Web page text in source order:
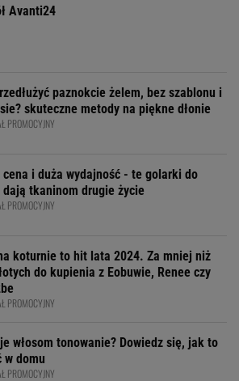
Avanti24
paznokcie żelem, bez szablonu i
skuteczne metody na piękne dłonie
PROMOCYJNY
cena i duża wydajność - te golarki do
dają tkaninom drugie życie
PROMOCYJNY
koturnie to hit lata 2024. Za mniej niż
do kupienia z Eobuwie, Renee czy
PROMOCYJNY
włosom tonowanie? Dowiedz się, jak to
w domu
PROMOCYJNY